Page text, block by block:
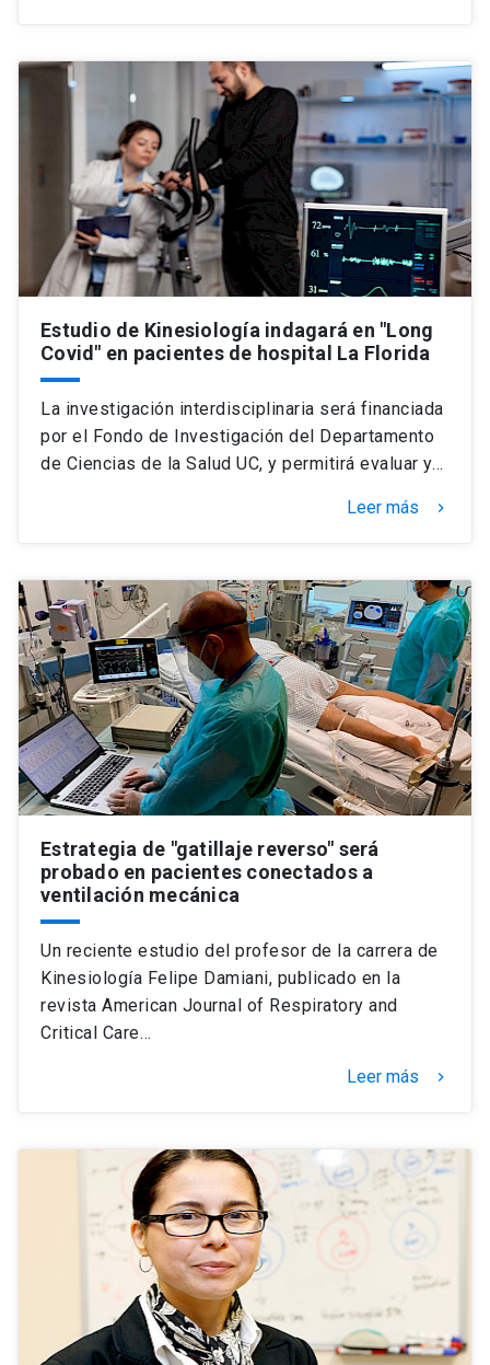
Estudio de Kinesiología indagará en "Long
Covid" en pacientes de hospital La Florida
La investigación interdisciplinaria será financiada
por el Fondo de Investigación del Departamento
de Ciencias de la Salud UC, y permitirá evaluar y…
Leer más keyboard_arrow_right
Estrategia de "gatillaje reverso" será
probado en pacientes conectados a
ventilación mecánica
Un reciente estudio del profesor de la carrera de
Kinesiología Felipe Damiani, publicado en la
revista American Journal of Respiratory and
Critical Care…
Leer más keyboard_arrow_right